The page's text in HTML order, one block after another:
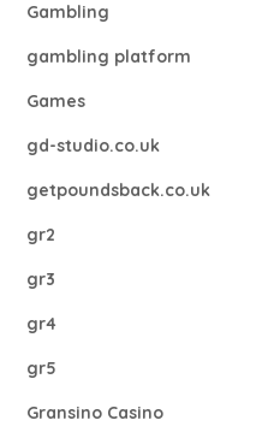
Gambling
gambling platform
Games
gd-studio.co.uk
getpoundsback.co.uk
gr2
gr3
gr4
gr5
Gransino Casino